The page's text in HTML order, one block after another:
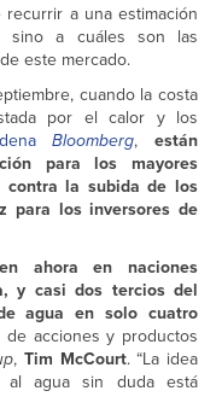
a una estimación
sino a cuáles son las
este mercado.
cuando la costa
por el calor y los
Bloomberg,están
para los mayores
contra la subida de los
para los inversores de
ahora en naciones
y casi dos tercios del
agua en solo cuatro
acciones y productos
,Tim McCourt. “La idea
al agua sin duda está